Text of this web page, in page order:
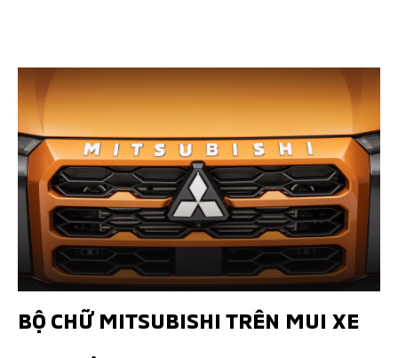
BỘ CHỮ MITSUBISHI TRÊN MUI XE